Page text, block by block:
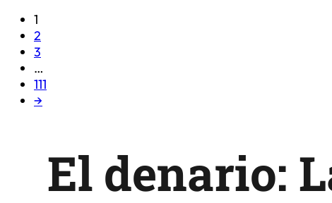
1
2
3
…
111
→
El denario: